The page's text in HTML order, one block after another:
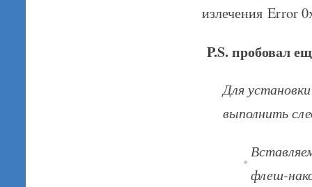
излечения Error
P.S. пробовал
Для
выполнить
флеш-